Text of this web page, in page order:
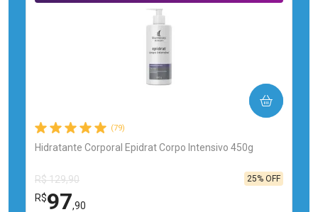
(79)
Hidratante Corporal Epidrat Corpo Intensivo 450g
R$ 129,90
R$97,90
25% OFF
COMPRAR